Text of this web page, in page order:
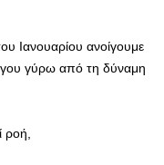
Ιανουαρίου ανοίγουμε
γύρω από τη δύναμη